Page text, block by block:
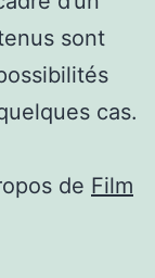
sont
cas.
de Film